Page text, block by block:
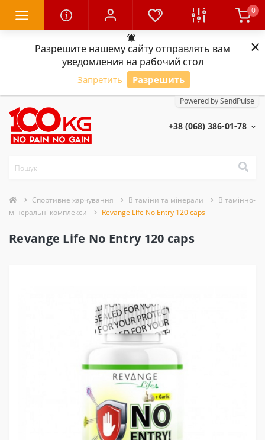
Разрешите нашему сайту отправлять вам
уведомления на рабочий стол
Запретить Разрешить
Powered by SendPulse
×
0
+38 (068) 386-01-78
Спортивне харчування Вітаміни та мінерали
Вітамінно-
мінеральні комплекси
Revange Life No Entry 120 caps
Revange Life No Entry 120 caps